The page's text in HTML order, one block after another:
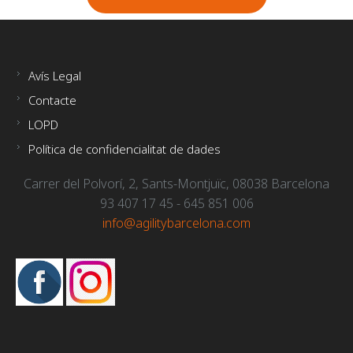
Avís Legal
Contacte
LOPD
Política de confidencialitat de dades
Carrer del Polvorí, 2, Sants-Montjuïc, 08038 Barcelona
93 407 17 45 - 645 851 006
info@agilitybarcelona.com